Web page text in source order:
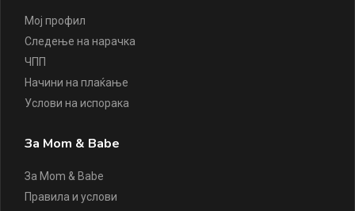
Мој профил
Следење на нарачка
ЧПП
Начини на плаќање
Услови на испорака
За Mom & Babe
За Mom & Babe
Правила и услови